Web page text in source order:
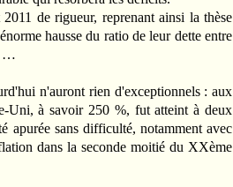
de rigueur, reprenant ainsi la thèse
hausse du ratio de leur dette entre
…
n'auront rien d'exceptionnels : aux
Uni, à savoir 250 %, fut atteint à deux
apurée sans difficulté, notamment avec
dans la seconde moitié du XXème